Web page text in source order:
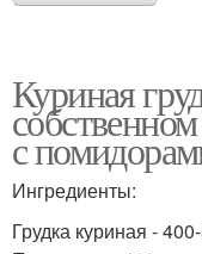
Куриная
с
Ингредиенты:
Грудка куриная -